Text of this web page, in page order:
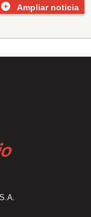
Ampliar noticia